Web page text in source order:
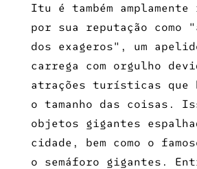
Itu é também amplamente
por sua reputação como
dos exageros", um
carrega com orgulho
atrações turísticas que
o tamanho das coisas.
objetos gigantes
cidade, bem como o
o semáforo gigantes.